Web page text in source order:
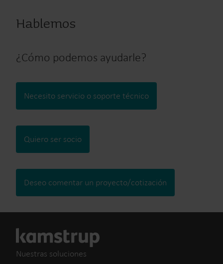
Hablemos
¿Cómo podemos ayudarle?
Necesito servicio o soporte técnico
Quiero ser socio
Deseo comentar un proyecto/cotización
Nuestras soluciones